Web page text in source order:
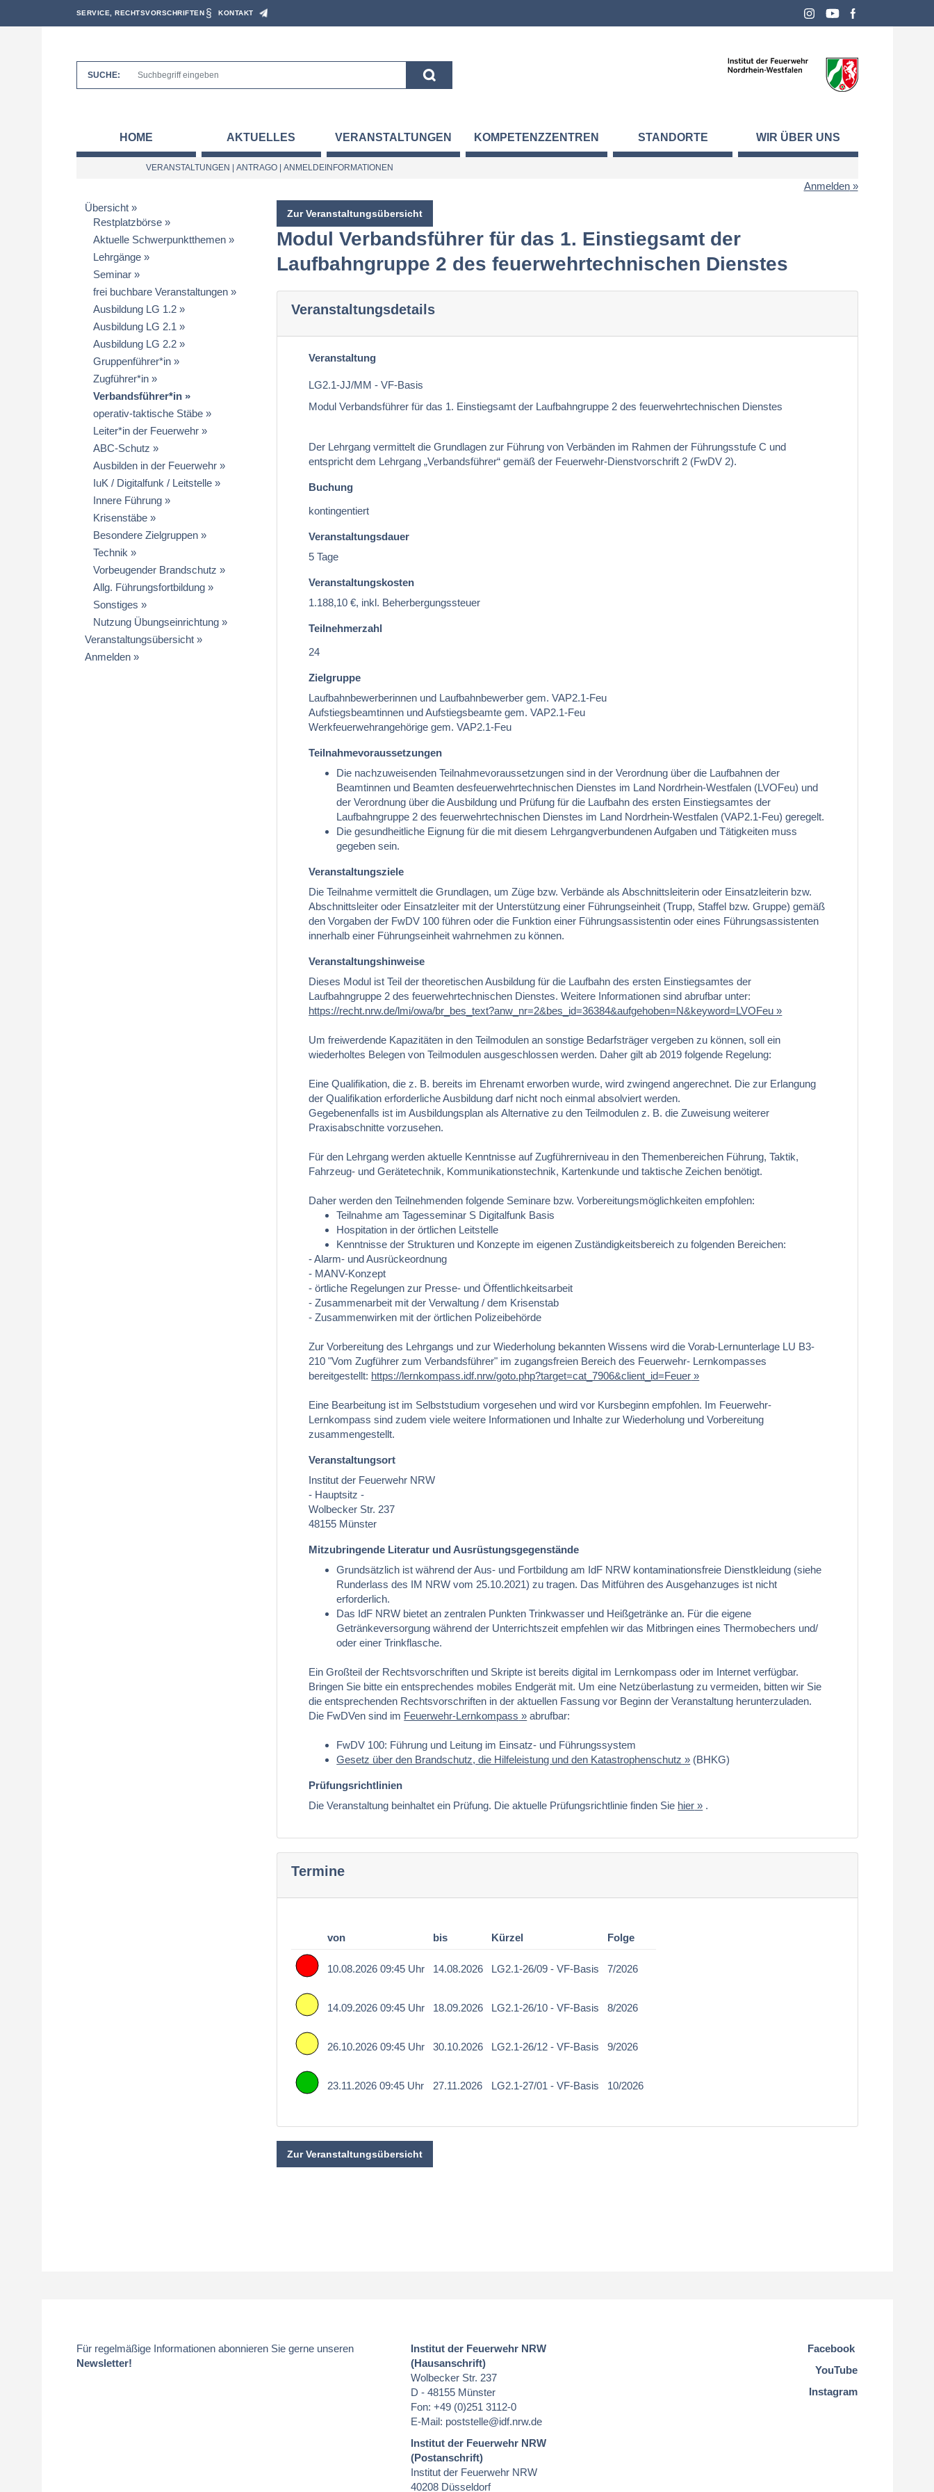
SERVICE, RECHTSVORSCHRIFTEN KONTAKT
SUCHE:
HOME AKTUELLES VERANSTALTUNGEN KOMPETENZZENTREN STANDORTE WIR ÜBER UNS
VERANSTALTUNGEN ANTRAGO| ANMELDEINFORMATIONEN
Anmelden
Übersicht
Restplatzbörse
Aktuelle Schwerpunktthemen
Lehrgänge
Seminar
frei buchbare Veranstaltungen
Ausbildung LG 1.2
Ausbildung LG 2.1
Ausbildung LG 2.2
Gruppenführer*in
Zugführer*in
Verbandsführer*in
operativ-taktische Stäbe
Leiter*in der Feuerwehr
ABC-Schutz
Ausbilden in der Feuerwehr
IuK / Digitalfunk / Leitstelle
Innere Führung
Krisenstäbe
Besondere Zielgruppen
Technik
Vorbeugender Brandschutz
Allg. Führungsfortbildung
Sonstiges
Nutzung Übungseinrichtung
Veranstaltungsübersicht
Anmelden
Zur Veranstaltungsübersicht
Modul Verbandsführer für das 1. Einstiegsamt der
Laufbahngruppe 2 des feuerwehrtechnischen Dienstes
Veranstaltungsdetails
Veranstaltung
LG2.1-JJ/MM - VF-Basis
Modul Verbandsführer für das 1. Einstiegsamt der Laufbahngruppe 2 des feuerwehrtechnischen Dienstes
Der Lehrgang vermittelt die Grundlagen zur Führung von Verbänden im Rahmen der Führungsstufe C und
entspricht dem Lehrgang „Verbandsführer“ gemäß der Feuerwehr-Dienstvorschrift 2 (FwDV 2).
Buchung
kontingentiert
Veranstaltungsdauer
5 Tage
Veranstaltungskosten
1.188,10 €, inkl. Beherbergungssteuer
Teilnehmerzahl
24
Zielgruppe
Laufbahnbewerberinnen und Laufbahnbewerber gem. VAP2.1-Feu
Aufstiegsbeamtinnen und Aufstiegsbeamte gem. VAP2.1-Feu
Werkfeuerwehrangehörige gem. VAP2.1-Feu
Teilnahmevoraussetzungen
Die nachzuweisenden Teilnahmevoraussetzungen sind in der Verordnung über die Laufbahnen der
Beamtinnen und Beamten desfeuerwehrtechnischen Dienstes im Land Nordrhein-Westfalen (LVOFeu) und
der Verordnung über die Ausbildung und Prüfung für die Laufbahn des ersten Einstiegsamtes der
Laufbahngruppe 2 des feuerwehrtechnischen Dienstes im Land Nordrhein-Westfalen (VAP2.1-Feu) geregelt.
Die gesundheitliche Eignung für die mit diesem Lehrgangverbundenen Aufgaben und Tätigkeiten muss
gegeben sein.
Veranstaltungsziele
Die Teilnahme vermittelt die Grundlagen, um Züge bzw. Verbände als Abschnittsleiterin oder Einsatzleiterin bzw.
Abschnittsleiter oder Einsatzleiter mit der Unterstützung einer Führungseinheit (Trupp, Staffel bzw. Gruppe) gemäß
den Vorgaben der FwDV 100 führen oder die Funktion einer Führungsassistentin oder eines Führungsassistenten
innerhalb einer Führungseinheit wahrnehmen zu können.
Veranstaltungshinweise
Dieses Modul ist Teil der theoretischen Ausbildung für die Laufbahn des ersten Einstiegsamtes der
Laufbahngruppe 2 des feuerwehrtechnischen Dienstes. Weitere Informationen sind abrufbar unter:
https://recht.nrw.de/lmi/owa/br_bes_text?anw_nr=2&bes_id=36384&aufgehoben=N&keyword=LVOFeu
Um freiwerdende Kapazitäten in den Teilmodulen an sonstige Bedarfsträger vergeben zu können, soll ein
wiederholtes Belegen von Teilmodulen ausgeschlossen werden. Daher gilt ab 2019 folgende Regelung:
Eine Qualifikation, die z. B. bereits im Ehrenamt erworben wurde, wird zwingend angerechnet. Die zur Erlangung
der Qualifikation erforderliche Ausbildung darf nicht noch einmal absolviert werden.
Gegebenenfalls ist im Ausbildungsplan als Alternative zu den Teilmodulen z. B. die Zuweisung weiterer
Praxisabschnitte vorzusehen.
Für den Lehrgang werden aktuelle Kenntnisse auf Zugführerniveau in den Themenbereichen Führung, Taktik,
Fahrzeug- und Gerätetechnik, Kommunikationstechnik, Kartenkunde und taktische Zeichen benötigt.
Daher werden den Teilnehmenden folgende Seminare bzw. Vorbereitungsmöglichkeiten empfohlen:
Teilnahme am Tagesseminar S Digitalfunk Basis
Hospitation in der örtlichen Leitstelle
Kenntnisse der Strukturen und Konzepte im eigenen Zuständigkeitsbereich zu folgenden Bereichen:
- Alarm- und Ausrückeordnung
- MANV-Konzept
- örtliche Regelungen zur Presse- und Öffentlichkeitsarbeit
- Zusammenarbeit mit der Verwaltung / dem Krisenstab
- Zusammenwirken mit der örtlichen Polizeibehörde
Zur Vorbereitung des Lehrgangs und zur Wiederholung bekannten Wissens wird die Vorab-Lernunterlage LU B3-
210 "Vom Zugführer zum Verbandsführer" im zugangsfreien Bereich des Feuerwehr- Lernkompasses
bereitgestellt: https://lernkompass.idf.nrw/goto.php?target=cat_7906&client_id=Feuer
Eine Bearbeitung ist im Selbststudium vorgesehen und wird vor Kursbeginn empfohlen. Im Feuerwehr-
Lernkompass sind zudem viele weitere Informationen und Inhalte zur Wiederholung und Vorbereitung
zusammengestellt.
Veranstaltungsort
Institut der Feuerwehr NRW
- Hauptsitz -
Wolbecker Str. 237
48155 Münster
Mitzubringende Literatur und Ausrüstungsgegenstände
Grundsätzlich ist während der Aus- und Fortbildung am IdF NRW kontaminationsfreie Dienstkleidung (siehe
Runderlass des IM NRW vom 25.10.2021) zu tragen. Das Mitführen des Ausgehanzuges ist nicht
erforderlich.
Das IdF NRW bietet an zentralen Punkten Trinkwasser und Heißgetränke an. Für die eigene
Getränkeversorgung während der Unterrichtszeit empfehlen wir das Mitbringen eines Thermobechers und/
oder einer Trinkflasche.
Ein Großteil der Rechtsvorschriften und Skripte ist bereits digital im Lernkompass oder im Internet verfügbar.
Bringen Sie bitte ein entsprechendes mobiles Endgerät mit. Um eine Netzüberlastung zu vermeiden, bitten wir Sie
die entsprechenden Rechtsvorschriften in der aktuellen Fassung vor Beginn der Veranstaltung herunterzuladen.
Die FwDVen sind im Feuerwehr-Lernkompass abrufbar:
FwDV 100: Führung und Leitung im Einsatz- und Führungssystem
Gesetz über den Brandschutz, die Hilfeleistung und den Katastrophenschutz
(BHKG)
Prüfungsrichtlinien
Die Veranstaltung beinhaltet ein Prüfung. Die aktuelle Prüfungsrichtlinie finden Sie hier .
Termine
von bis Kürzel Folge
10.08.2026 09:45 Uhr 14.08.2026 LG2.1-26/09 - VF-Basis 7/2026
14.09.2026 09:45 Uhr 18.09.2026 LG2.1-26/10 - VF-Basis 8/2026
26.10.2026 09:45 Uhr 30.10.2026 LG2.1-26/12 - VF-Basis 9/2026
23.11.2026 09:45 Uhr 27.11.2026 LG2.1-27/01 - VF-Basis 10/2026
Zur Veranstaltungsübersicht
Für regelmäßige Informationen abonnieren Sie gerne unseren
Newsletter!
Institut der Feuerwehr NRW
(Hausanschrift)
Wolbecker Str. 237
D - 48155 Münster
Fon: +49 (0)251 3112-0
E-Mail: poststelle@idf.nrw.de
Institut der Feuerwehr NRW
(Postanschrift)
Institut der Feuerwehr NRW
40208 Düsseldorf
Facebook
YouTube
Instagram